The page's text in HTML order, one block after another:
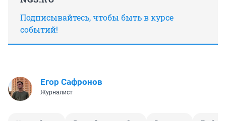
Подписывайтесь, чтобы быть в курсе
событий!
Егор Сафронов
Журналист